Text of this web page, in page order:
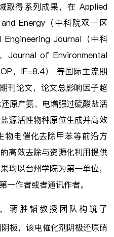
取得系列成果，在 Applied
Energy（中科院双一区
Engineering Journal（中科
Journal of Environmental
，IF=8.4） 等国际主流期
刊论文，论文总影响因子超
原产氨、电增强过硫酸盐活
源活性物种原位生成并高效
物电催化去除甲苯等前沿方
高效去除与资源化利用提供
均以台州学院为第一单位，
一作者或者通讯作者。
蒋胜韬教授团队构筑了
极，该电催化剂阴极还原硝